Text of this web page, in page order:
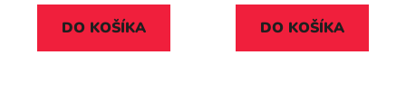
DO KOŠÍKA DO KOŠÍKA